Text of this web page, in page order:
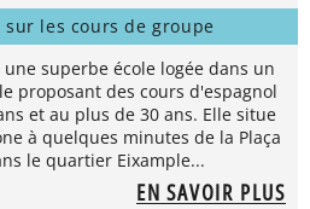
sur les cours de groupe
une superbe école logée dans un
proposant des cours d'espagnol
et au plus de 30 ans. Elle situe
à quelques minutes de la Plaça
le quartier Eixample...
EN SAVOIR PLUS